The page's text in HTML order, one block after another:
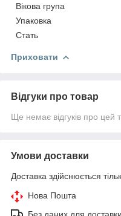
Вікова група
Упаковка
Стать
Приховати
Відгуки про товар
Ще немає відгуків про цей
Умови доставки
Доставка здійснюється
Нова Пошта
Без даних для